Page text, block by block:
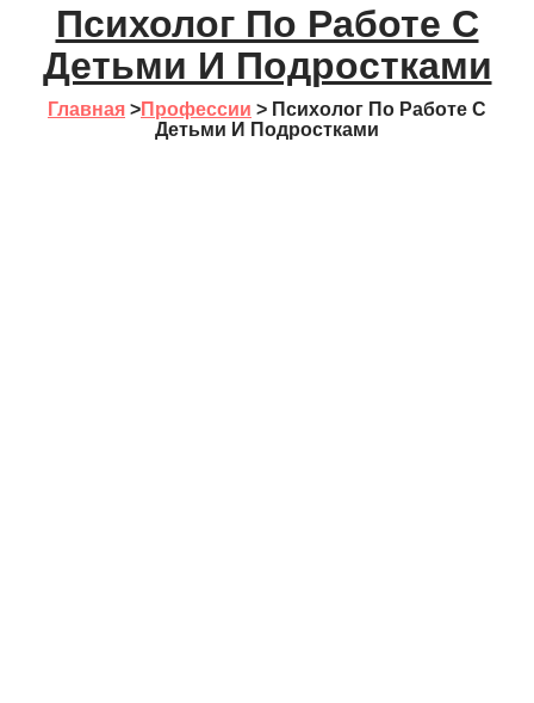
Психолог По Работе С
Детьми И Подростками
Главная >Профессии > Психолог По Работе С
Детьми И Подростками